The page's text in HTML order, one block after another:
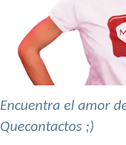
Encuentra el amor
Quecontactos ;)